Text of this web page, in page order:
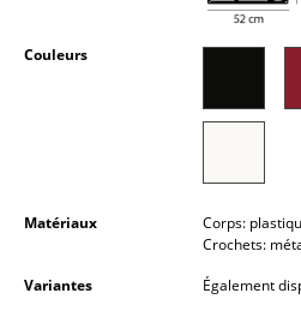
... voir tous les rangements
Lampes de bureau
Lampadaires et Liseuses
Couleurs
Matériaux
Corps:
Crochets:
Variantes
Également